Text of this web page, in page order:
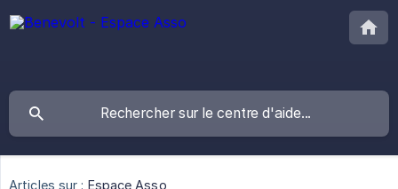
Articles sur : Espace Asso